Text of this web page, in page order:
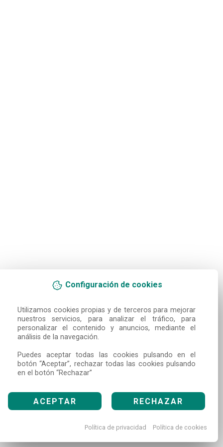
Configuración de cookies
Utilizamos cookies propias y de terceros para mejorar
nuestros servicios, para analizar el tráfico, para
personalizar el contenido y anuncios, mediante el
análisis de la navegación.
Puedes aceptar todas las cookies pulsando en el
botón “Aceptar”, rechazar todas las cookies pulsando
en el botón “Rechazar”
ACEPTAR RECHAZAR
Política de privacidad Política de cookies